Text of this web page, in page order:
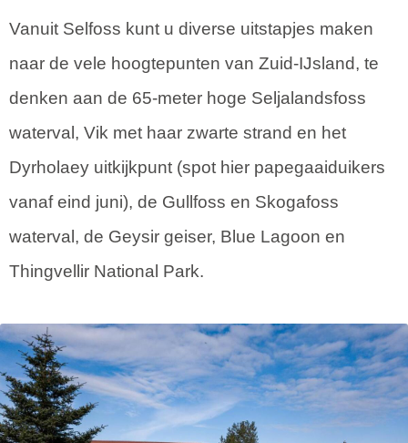
Vanuit Selfoss kunt u diverse uitstapjes maken
naar de vele hoogtepunten van Zuid-IJsland, te
denken aan de 65-meter hoge Seljalandsfoss
waterval, Vik met haar zwarte strand en het
Dyrholaey uitkijkpunt (spot hier papegaaiduikers
vanaf eind juni), de Gullfoss en Skogafoss
waterval, de Geysir geiser, Blue Lagoon en
Thingvellir National Park.